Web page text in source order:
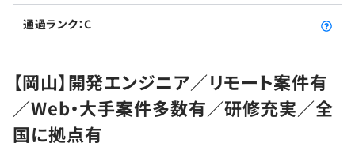
転職成功ガイド
転職エージェント
インタビュー
転職成功ガイド
新卒就活
求人検索
本選考
学習
通過ランク：C
【岡山】開発エンジニア／リモート案件有
／Web・大手案件多数有／研修充実／全
国に拠点有